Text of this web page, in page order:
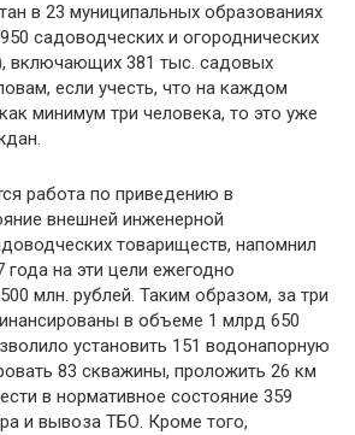
в 23 муниципальных образованиях
садоводческих и огороднических
включающих 381 тыс. садовых
если учесть, что на каждом
минимум три человека, то это уже
работа по приведению в
внешней инженерной
товариществ, напомнил
на эти цели ежегодно
млн. рублей. Таким образом, за три
в объеме 1 млрд 650
установить 151 водонапорную
83 скважины, проложить 26 км
в нормативное состояние 359
и вывоза ТБО. Кроме того,